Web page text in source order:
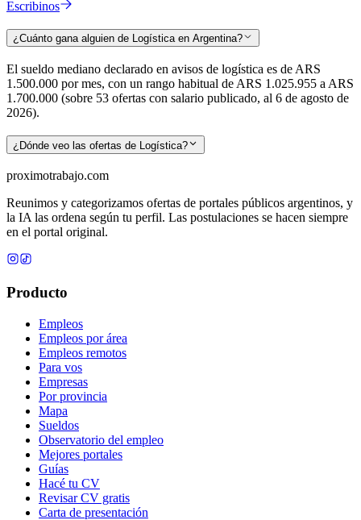
Escribinos
¿Cuánto gana alguien de Logística en Argentina?
El sueldo mediano declarado en avisos de logística es de ARS
1.500.000 por mes, con un rango habitual de ARS 1.025.955 a ARS
1.700.000 (sobre 53 ofertas con salario publicado, al 6 de agosto de
2026).
¿Dónde veo las ofertas de Logística?
proximotrabajo.com
Reunimos y categorizamos ofertas de portales públicos argentinos, y
la IA las ordena según tu perfil. Las postulaciones se hacen siempre
en el portal original.
Producto
Empleos
Empleos por área
Empleos remotos
Para vos
Empresas
Por provincia
Mapa
Sueldos
Observatorio del empleo
Mejores portales
Guías
Hacé tu CV
Revisar CV gratis
Carta de presentación